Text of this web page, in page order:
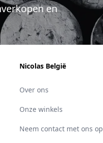
en
Nicolas België
Over ons
Onze winkels
Neem contact met ons op